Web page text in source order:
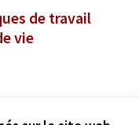
de travail
vie